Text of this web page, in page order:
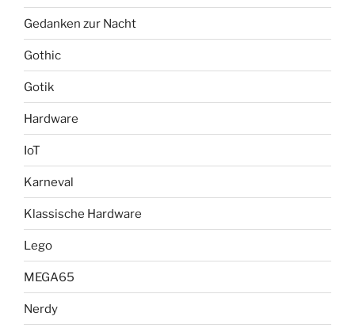
Gedanken zur Nacht
Gothic
Gotik
Hardware
IoT
Karneval
Klassische Hardware
Lego
MEGA65
Nerdy